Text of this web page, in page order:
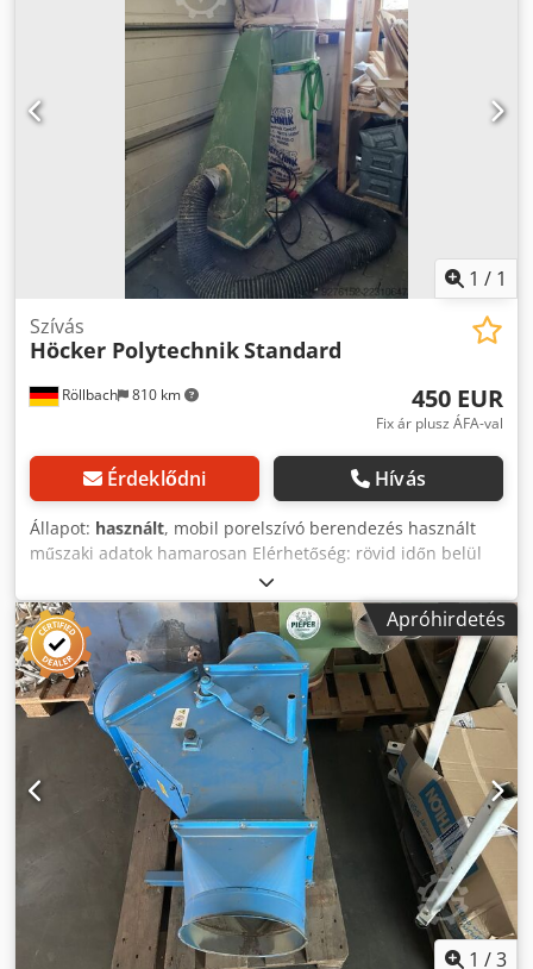
1 / 1
Röllbach 810 km
Szívás
Höcker PolytechnikStandard
450 EUR
Fix ár plusz ÁFA-val
Érdeklődni Hívás
Állapot: használt, mobil porelszívó berendezés használt
műszaki adatok hamarosan Elérhetőség: rövid időn belül
Dcsdpezk N D Dsfx Akljk Tárolóhely: Röllbach
Apróhirdetés
1 /3